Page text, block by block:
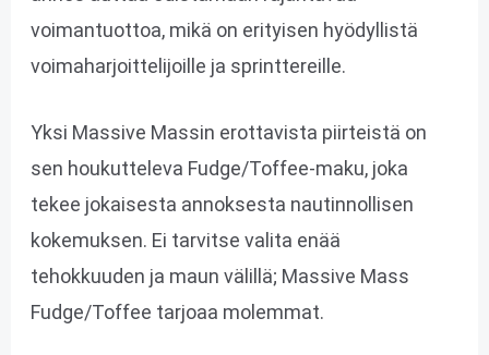
voimantuottoa, mikä on erityisen hyödyllistä
voimaharjoittelijoille ja sprinttereille.
Yksi Massive Massin erottavista piirteistä on
sen houkutteleva Fudge/Toffee-maku, joka
tekee jokaisesta annoksesta nautinnollisen
kokemuksen. Ei tarvitse valita enää
tehokkuuden ja maun välillä; Massive Mass
Fudge/Toffee tarjoaa molemmat.